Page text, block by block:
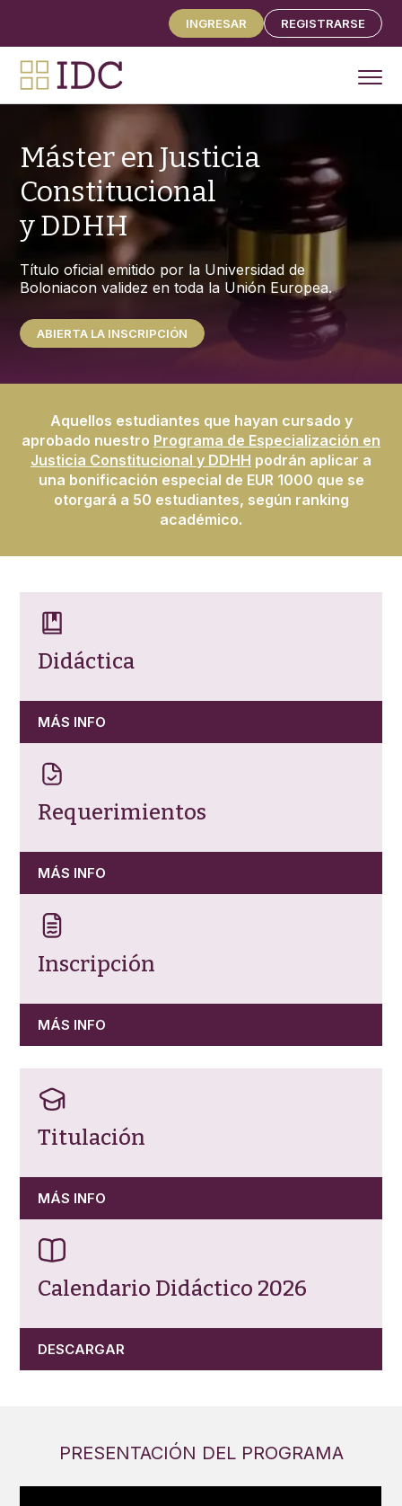
INGRESAR REGISTRARSE
ESPECIALIZACIÓN EN JUSTICIA CONSTITUCIONAL
Y DDHH 2026
MASTER EN JUSTICIA CONSTITUCIONAL Y DDHH
ALTOS ESTUDIOS POSDOCTORALES
CURSO INTENSIVO DE POSGRADO
CONTENIDOS
EVENTOS Y CONGRESOS
CONTENIDOS DE LIBRE ACCESO
NOSOTROS
Máster en Justicia
Constitucional
y DDHH
Título oficial emitido por la Universidad de
Boloniacon validez en toda la Unión Europea.
ABIERTA LA INSCRIPCIÓN
Aquellos estudiantes que hayan cursado y
aprobado nuestro Programa de Especialización en
Justicia Constitucional y DDHH podrán aplicar a
una bonificación especial de EUR 1000 que se
otorgará a 50 estudiantes, según ranking
académico.
Didáctica
MÁS INFO
Requerimientos
MÁS INFO
Inscripción
MÁS INFO
Titulación
MÁS INFO
Calendario Didáctico 2026
DESCARGAR
PRESENTACIÓN DEL PROGRAMA